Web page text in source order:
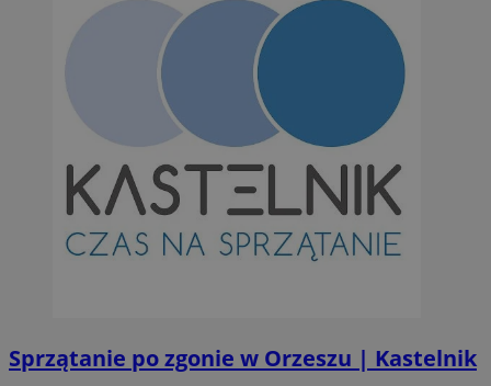
Sprzątanie po zgonie w Orzeszu | Kastelnik